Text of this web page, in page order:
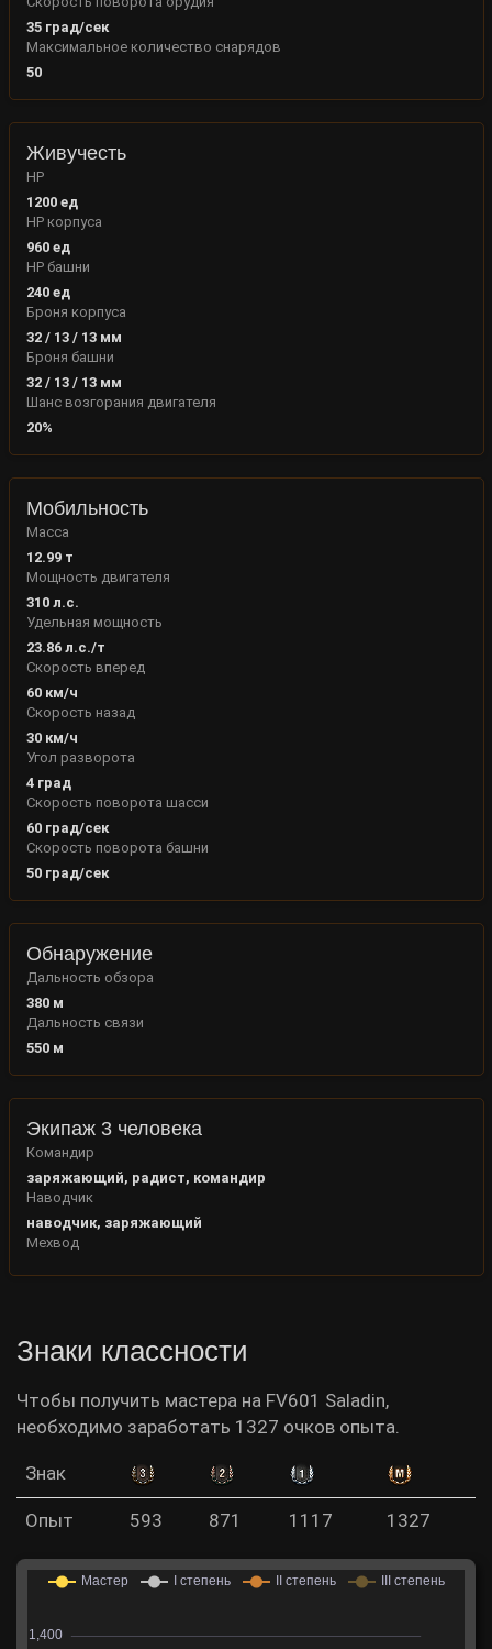
35град/сек
Максимальное количество снарядов
50
Живучесть
HP
1200ед
HP корпуса
960ед
HP башни
240ед
Броня корпуса
32/ 13/ 13мм
Броня башни
32 / 13 / 13 мм
Шанс возгорания двигателя
20%
Мобильность
Масса
12.99т
Мощность двигателя
310л.с.
Удельная мощность
23.86л.с./т
Скорость вперед
60км/ч
Скорость назад
30км/ч
Угол разворота
4град
Скорость поворота шасси
60град/сек
Скорость поворота башни
50град/сек
Обнаружение
Дальность обзора
380м
Дальность связи
550м
Экипаж 3 человека
Командир
заряжающий, радист, командир
Наводчик
наводчик, заряжающий
Мехвод
Знаки классности
Чтобы получить мастера на FV601 Saladin,
необходимо заработать 1327 очков опыта.
Знак
Опыт 593 871 1117 1327